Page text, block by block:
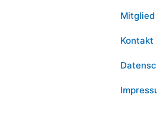
Mitglied
Kontakt